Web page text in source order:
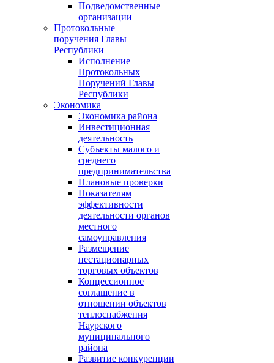
Подведомственные
организации
Протокольные
поручения Главы
Республики
Исполнение
Протокольных
Поручений Главы
Республики
Экономика
Экономика района
Инвестиционная
деятельность
Субъекты малого и
среднего
предпринимательства
Плановые проверки
Показателям
эффективности
деятельности органов
местного
самоуправления
Размещение
нестационарных
торговых объектов
Концессионное
соглашение в
отношении объектов
теплоснабжения
Наурского
муниципального
района
Развитие конкуренции